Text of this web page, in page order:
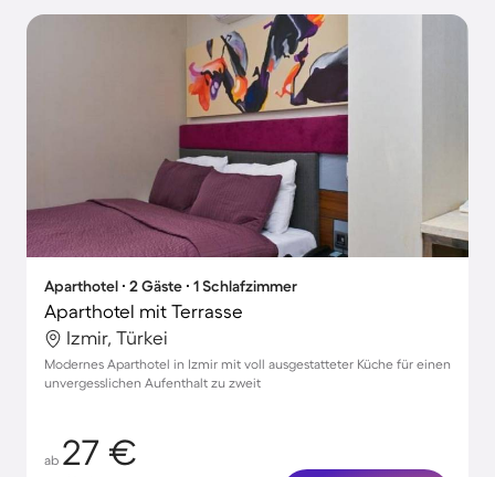
Aparthotel ∙ 2 Gäste ∙ 1 Schlafzimmer
Aparthotel mit Terrasse
Izmir, Türkei
Modernes Aparthotel in Izmir mit voll ausgestatteter Küche für einen
unvergesslichen Aufenthalt zu zweit
ab 27 €